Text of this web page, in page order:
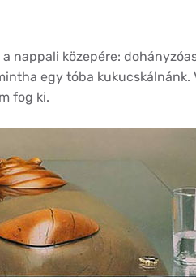
nappali közepére:
egy tóba kukucskálnánk.
fog ki.